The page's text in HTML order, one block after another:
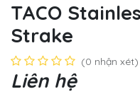
TACO
Strake
(0 nhận xét)
Liên hệ